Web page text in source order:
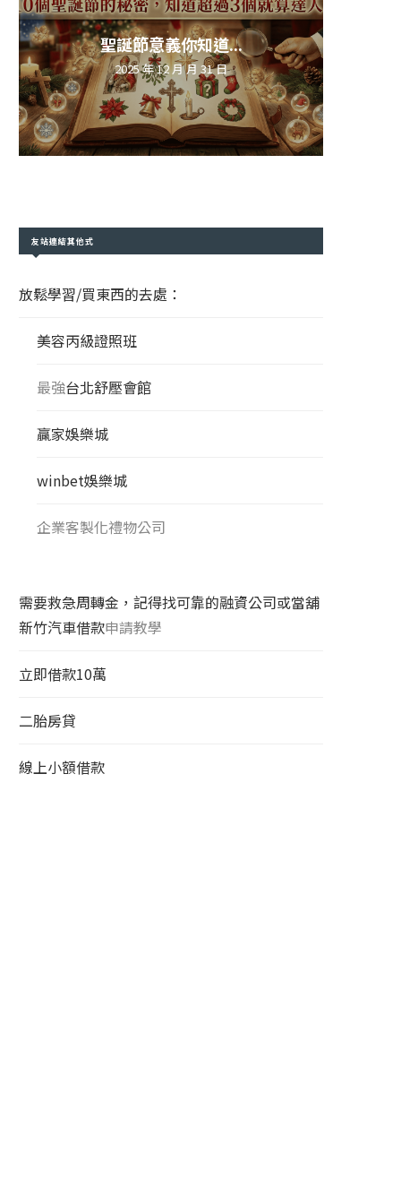
聖誕節意義你知道...
2025 年 12 月 月 31 日
友站連結其他式
放鬆學習/買東西的去處：
美容丙級證照班
最強台北舒壓會館
贏家娛樂城
winbet娛樂城
企業客製化禮物公司
需要救急周轉金，記得找可靠的融資公司或當舖
新竹汽車借款申請教學
立即借款10萬
二胎房貸
線上小額借款